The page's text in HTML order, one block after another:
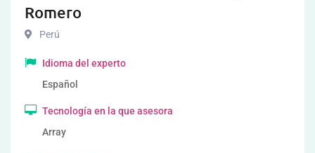
Romero
Perú
Idioma del experto
Español
Tecnología en la que asesora
Array